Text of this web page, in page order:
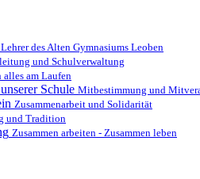
des Alten Gymnasiums Leoben
und Schulverwaltung
alles am Laufen
Schule Mitbestimmung und
Zusammenarbeit und Solidarität
und Tradition
Zusammen arbeiten - Zusammen leben